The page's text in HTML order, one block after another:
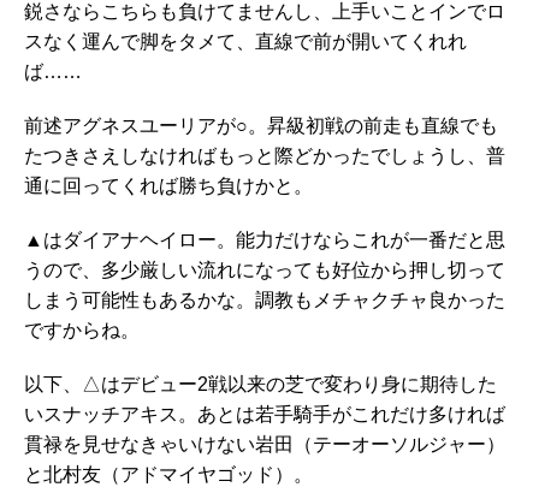
鋭さならこちらも負けてませんし、上手いことインでロ
スなく運んで脚をタメて、直線で前が開いてくれれ
ば……
前述アグネスユーリアが○。昇級初戦の前走も直線でも
たつきさえしなければもっと際どかったでしょうし、普
通に回ってくれば勝ち負けかと。
▲はダイアナヘイロー。能力だけならこれが一番だと思
うので、多少厳しい流れになっても好位から押し切って
しまう可能性もあるかな。調教もメチャクチャ良かった
ですからね。
以下、△はデビュー2戦以来の芝で変わり身に期待した
いスナッチアキス。あとは若手騎手がこれだけ多ければ
貫禄を見せなきゃいけない岩田（テーオーソルジャー）
と北村友（アドマイヤゴッド）。